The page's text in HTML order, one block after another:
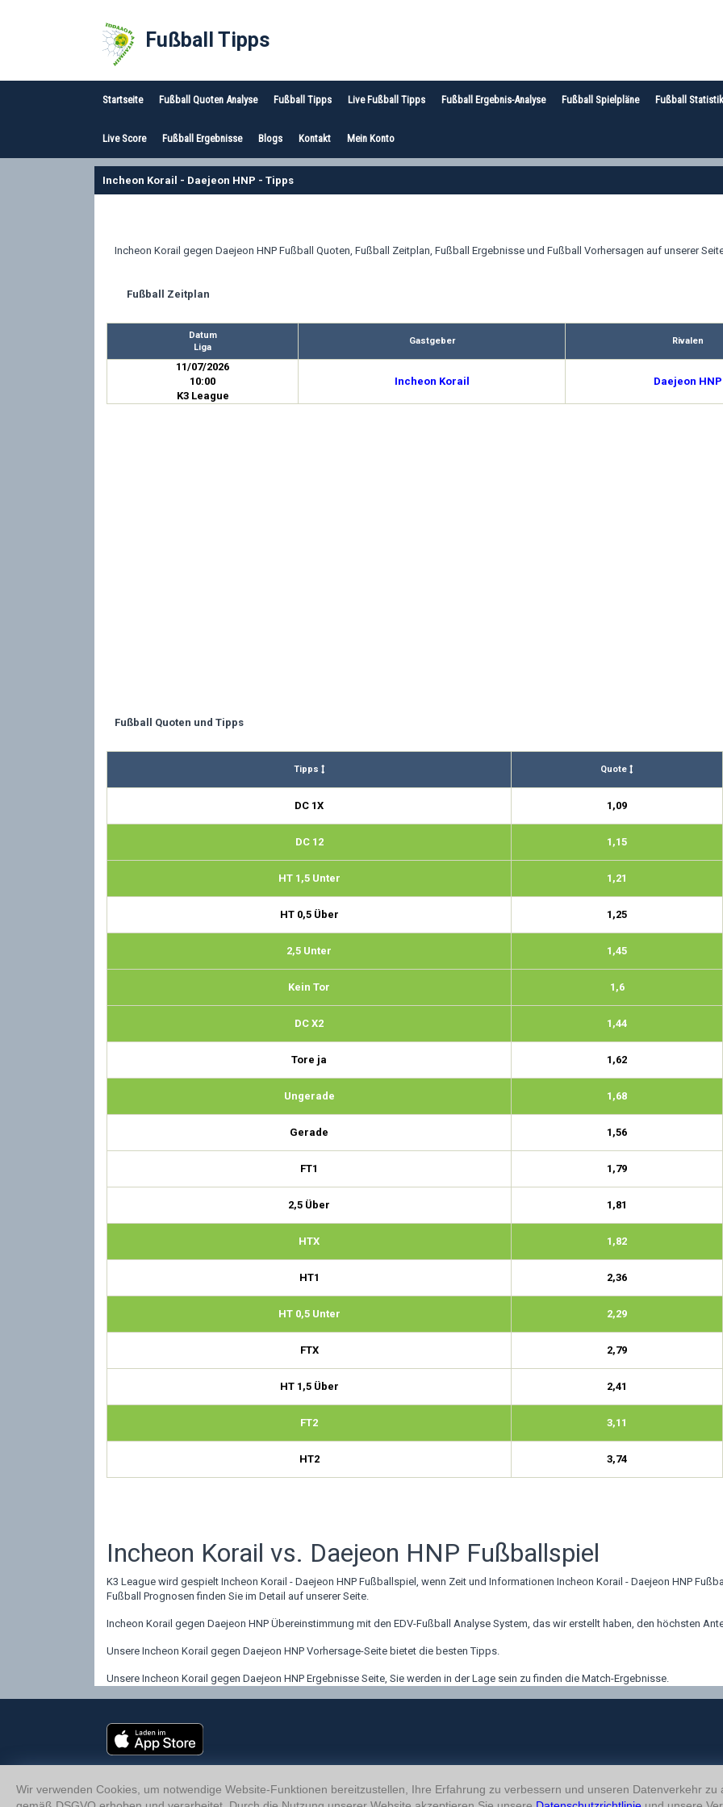
Fußball Tipps
Startseite Fußball Quoten Analyse Fußball Tipps Live Fußball Tipps Fußball Ergebnis-Analyse Fußball Spielpläne Fußball Statistik
Live Score Fußball Ergebnisse Blogs Kontakt Mein Konto
Incheon Korail - Daejeon HNP - Tipps
Incheon Korail gegen Daejeon HNP Fußball Quoten, Fußball Zeitplan, Fußball Ergebnisse und Fußball Vorhersagen auf unserer
Fußball Zeitplan
Datum
Liga
Gastgeber Rivalen
11/07/2026
10:00
K3 League
Incheon Korail Daejeon HNP
Fußball Quoten und Tipps
Tipps Quote
DC 1X 1,09
DC 12 1,15
HT 1,5 Unter 1,21
HT 0,5 Über 1,25
2,5 Unter 1,45
Kein Tor 1,6
DC X2 1,44
Tore ja 1,62
Ungerade 1,68
Gerade 1,56
FT1 1,79
2,5 Über 1,81
HTX 1,82
HT1 2,36
HT 0,5 Unter 2,29
FTX 2,79
HT 1,5 Über 2,41
FT2 3,11
HT2 3,74
Incheon Korail vs. Daejeon HNP Fußballspiel
K3 League wird gespielt Incheon Korail - Daejeon HNP Fußballspiel, wenn Zeit und Informationen Incheon Korail - Daejeon HNP
Fußball Prognosen finden Sie im Detail auf unserer Seite.
Incheon Korail gegen Daejeon HNP Übereinstimmung mit den EDV-Fußball Analyse System, das wir erstellt haben, den höchsten
Unsere Incheon Korail gegen Daejeon HNP Vorhersage-Seite bietet die besten Tipps.
Unsere Incheon Korail gegen Daejeon HNP Ergebnisse Seite, Sie werden in der Lage sein zu finden die Match-Ergebnisse.
Wir verwenden Cookies, um notwendige Website-Funktionen bereitzustellen, Ihre Erfahrung zu verbessern und unseren Datenverkehr